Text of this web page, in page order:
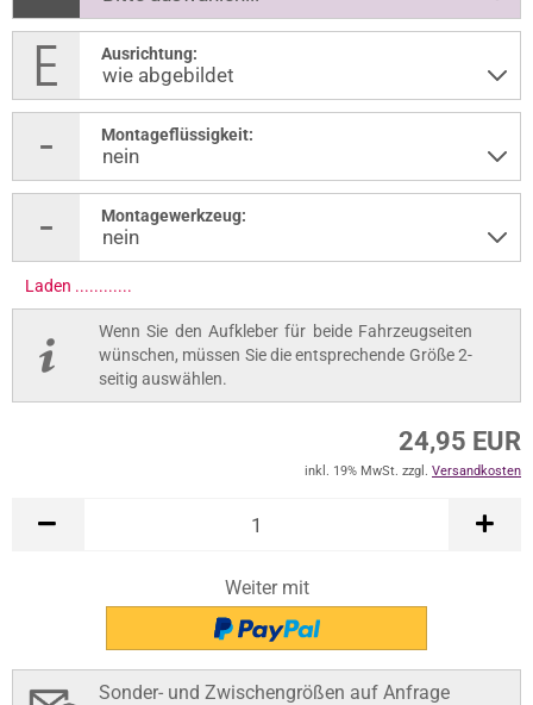
Ausrichtung:
Montageflüssigkeit:
Montagewerkzeug:
Laden .............
Wenn Sie den Aufkleber für beide Fahrzeugseiten
wünschen, müssen Sie die entsprechende Größe 2-
seitig auswählen.
24,95 EUR
inkl. 19% MwSt. zzgl. Versandkosten
Weiter mit
Sonder- und Zwischengrößen auf Anfrage